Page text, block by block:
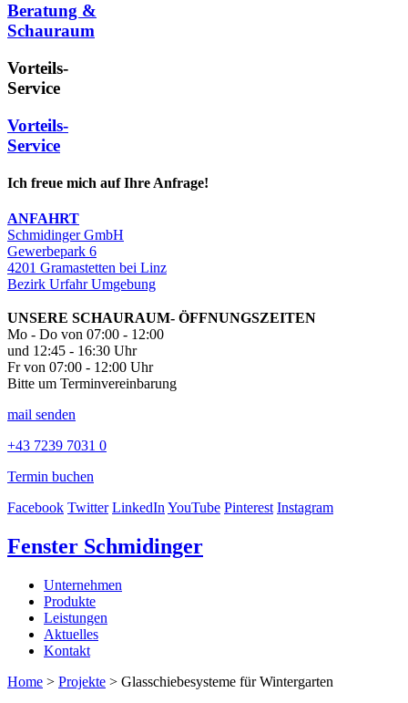
Beratung &
Schauraum
Vorteils-
Service
Vorteils-
Service
Ich freue mich auf Ihre Anfrage!
ANFAHRT
Schmidinger GmbH
Gewerbepark 6
4201 Gramastetten bei Linz
Bezirk Urfahr Umgebung
UNSERE SCHAURAUM- ÖFFNUNGSZEITEN
Mo - Do von 07:00 - 12:00
und 12:45 - 16:30 Uhr
Fr von 07:00 - 12:00 Uhr
Bitte um Terminvereinbarung
mail senden
+43 7239 7031 0
Termin buchen
Facebook Twitter LinkedInYouTube Pinterest Instagram
Fenster Schmidinger
Unternehmen
Produkte
Leistungen
Aktuelles
Kontakt
Home > Projekte > Glasschiebesysteme für Wintergarten